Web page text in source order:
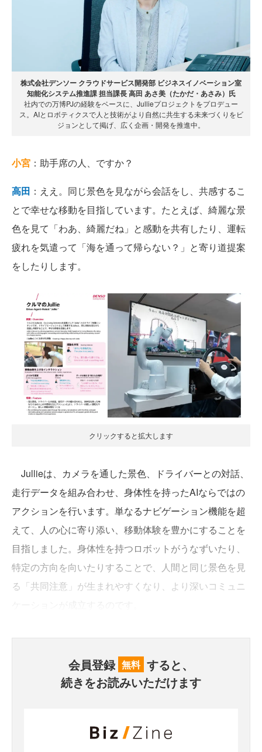
株式会社デンソー クラウドサービス開発部 ビジネスイノベーション室
知能化システム推進課 担当課長 高田 あさ美（たかだ・あさみ）氏
社内での万博PJの経験をベースに、Jullieプロジェクトをプロデュー
ス。AIとロボティクスで人と技術がより自然に共生する未来づくりをビ
ジョンとして掲げ、広く企画・開発を推進中。
小宮 ：助手席の人、ですか？
高田 ：ええ。同じ景色を見ながら会話をし、共感するこ
とで幸せな移動を目指しています。たとえば、綺麗な景
色を見て「わあ、綺麗だね」と感動を共有したり、運転
疲れを気遣って「海を通って帰らない？」と寄り道提案
をしたりします。
クリックすると拡大します
Jullieは、カメラを通した景色、ドライバーとの対話、
走行データを組み合わせ、身体性を持ったAIならではの
アクションを行います。単なるナビゲーション機能を超
えて、人の心に寄り添い、移動体験を豊かにすることを
目指しました。身体性を持つロボットがうなずいたり、
特定の方向を向いたりすることで、人間と同じ景色を見
る「共同注意」が生まれやすくなり、より深いコミュニ
会員登録 無料 すると、
続きをお読みいただけます